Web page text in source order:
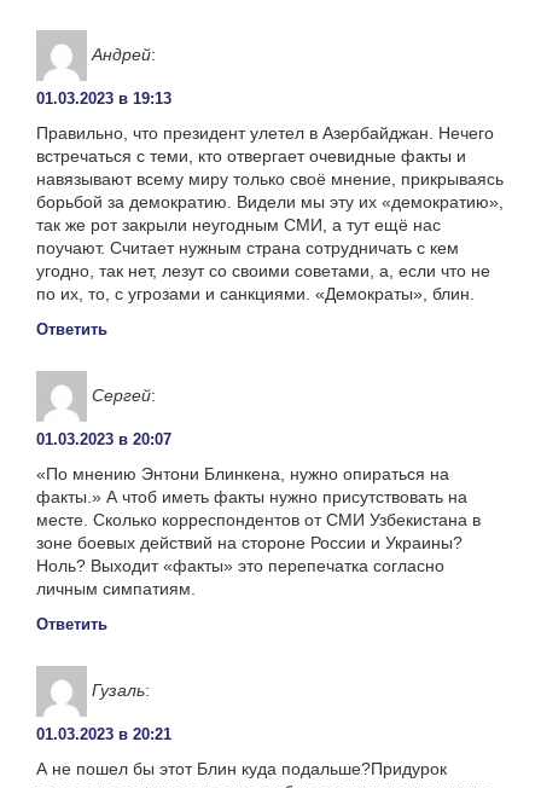
Андрей:
01.03.2023 в 19:13
Правильно, что президент улетел в Азербайджан. Нечего
встречаться с теми, кто отвергает очевидные факты и
навязывают всему миру только своё мнение, прикрываясь
борьбой за демократию. Видели мы эту их «демократию»,
так же рот закрыли неугодным СМИ, а тут ещё нас
поучают. Считает нужным страна сотрудничать с кем
угодно, так нет, лезут со своими советами, а, если что не
по их, то, с угрозами и санкциями. «Демократы», блин.
Ответить
Сергей:
01.03.2023 в 20:07
«По мнению Энтони Блинкена, нужно опираться на
факты.» А чтоб иметь факты нужно присутствовать на
месте. Сколько корреспондентов от СМИ Узбекистана в
зоне боевых действий на стороне России и Украины?
Ноль? Выходит «факты» это перепечатка согласно
личным симпатиям.
Ответить
Гузаль:
01.03.2023 в 20:21
А не пошел бы этот Блин куда подальше?Придурок